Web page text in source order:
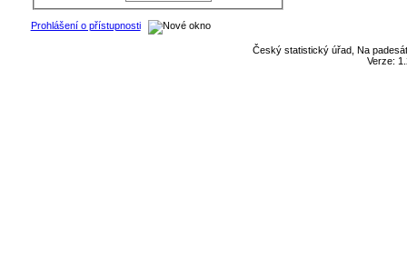
Prohlášení o přístupnosti
Český statistický úřad, Na
Verze: